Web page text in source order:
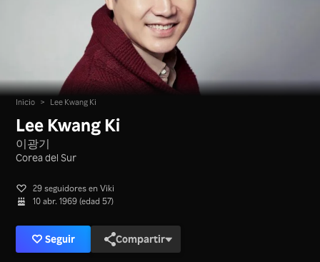
Inicio > Lee Kwang Ki
Lee Kwang Ki
이광기
Corea del Sur
29 seguidores en Viki
10 abr. 1969 (edad 57)
Seguir Compartir